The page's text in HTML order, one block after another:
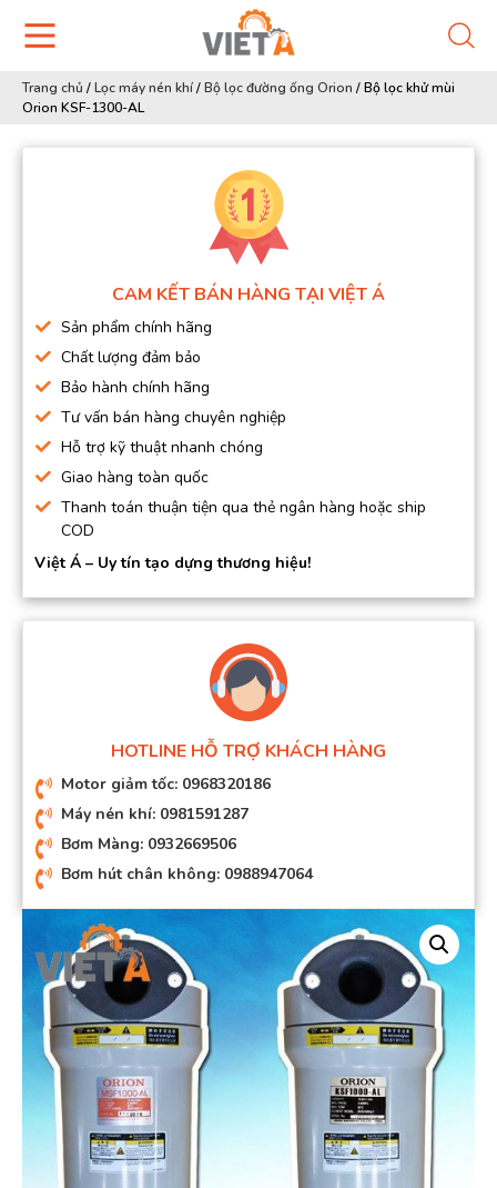
Trang chủ /Lọc máy nén khí/Bộ lọc đường ống Orion /Bộ lọc khử mùi
Orion KSF-1300-AL
CAM KẾT BÁN HÀNG TẠI VIỆT Á
Sản phẩm chính hãng
Chất lượng đảm bảo
Bảo hành chính hãng
Tư vấn bán hàng chuyên nghiệp
Hỗ trợ kỹ thuật nhanh chóng
Giao hàng toàn quốc
Thanh toán thuận tiện qua thẻ ngân hàng hoặc ship
COD
Việt Á – Uy tín tạo dựng thương hiệu!
HOTLINE HỖ TRỢ KHÁCH HÀNG
Motor giảm tốc: 0968320186
Máy nén khí: 0981591287
Bơm Màng: 0932669506
Bơm hút chân không: 0988947064